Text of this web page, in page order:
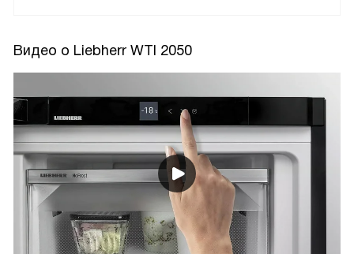
Видео о Liebherr WTI 2050